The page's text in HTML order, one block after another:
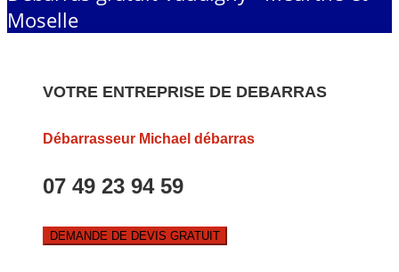
Moselle
VOTRE ENTREPRISE DE DEBARRAS
Débarrasseur Michael débarras
07 49 23 94 59
DEMANDE DE DEVIS GRATUIT